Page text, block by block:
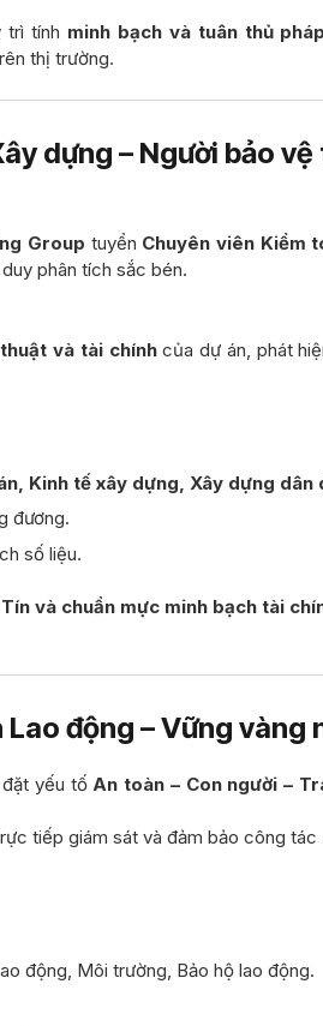
trì tính minh bạch và tuân thủ
thị trường.
dựng – Người bảo
Group tuyển Chuyên viên Kiểm
phân tích sắc bén.
và tài chínhcủa dự án, phát
Kinh tế xây dựng, Xây dựng dân
đương.
số liệu.
và chuẩn mực minh bạch tài
động – Vững vàng
đặt yếu tốAn toàn – Con người –
tiếp giám sát và đảm bảo công tác
động, Môi trường, Bảo hộ lao động.